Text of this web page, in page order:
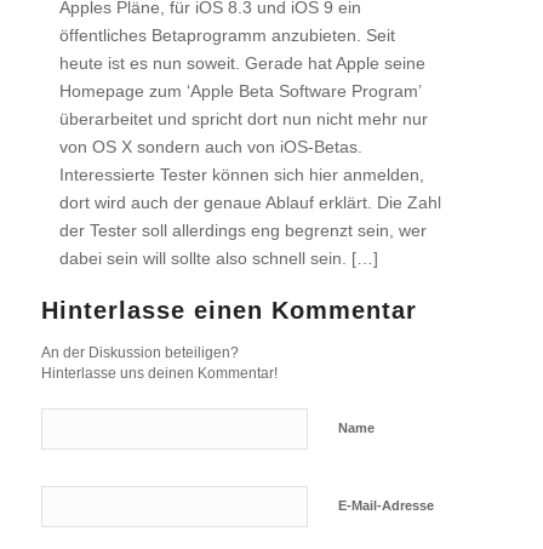
Apples Pläne, für iOS 8.3 und iOS 9 ein
öffentliches Betaprogramm anzubieten. Seit
heute ist es nun soweit. Gerade hat Apple seine
Homepage zum ‘Apple Beta Software Program’
überarbeitet und spricht dort nun nicht mehr nur
von OS X sondern auch von iOS-Betas.
Interessierte Tester können sich hier anmelden,
dort wird auch der genaue Ablauf erklärt. Die Zahl
der Tester soll allerdings eng begrenzt sein, wer
dabei sein will sollte also schnell sein. […]
Hinterlasse einen Kommentar
An der Diskussion beteiligen?
Hinterlasse uns deinen Kommentar!
Name
E-Mail-Adresse